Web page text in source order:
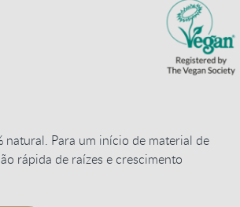
natural. Para um início de material de
rápida de raízes e crescimento